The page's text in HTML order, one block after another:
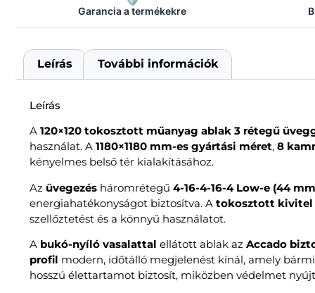
Garancia a termékekre
Leírás További információk
Leírás
A 120×120 tokosztott műanyag ablak 3 rétegű
használat. A 1180×1180 mm-es gyártási méret, 8
kényelmes belső tér kialakításához.
Az üvegezés háromrétegű 4-16-4-16-4 Low-e (44
energiahatékonyságot biztosítva. A tokosztott kivitel
szellőztetést és a könnyű használatot.
A bukó-nyíló vasalattal ellátott ablak az Accado
profil modern, időtálló megjelenést kínál, amely
hosszú élettartamot biztosít, miközben védelmet